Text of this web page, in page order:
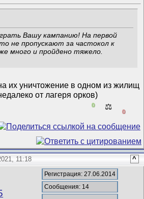
Вашу кампанию! На первой
не пропускают за частокол к
много и пройдено тяжело.
их уничтожение в одном из жилищ
от лагеря орков)
0 ⚖️
0
11:18 ^
Регистрация: 27.06.2014
Сообщения: 14